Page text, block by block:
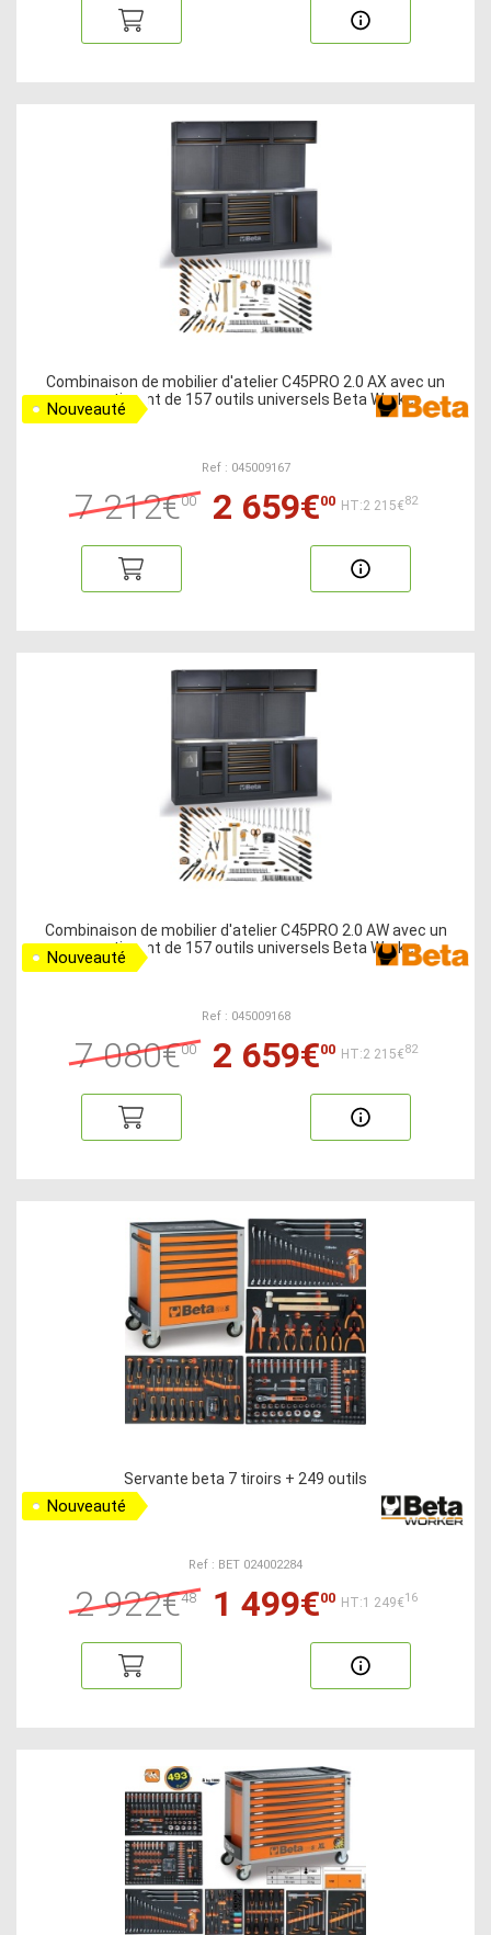
Combinaison de mobilier d'atelier C45PRO 2.0 AX avec un
assortiment de 157 outils universels Beta Worker
Nouveauté
Ref : 045009167
7 212€00 2 659€00 HT:2 215€82
Combinaison de mobilier d'atelier C45PRO 2.0 AW avec un
assortiment de 157 outils universels Beta Worker
Nouveauté
Ref : 045009168
7 080€00 2 659€00 HT:2 215€82
Servante beta 7 tiroirs + 249 outils
Nouveauté
Ref : BET 024002284
2 922€48 1 499€00 HT:1 249€16